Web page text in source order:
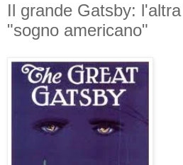
Il grande Gatsby:
"sogno americano"